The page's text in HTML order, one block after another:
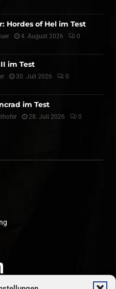
Hordes of Hel im Test
4. August 2026 0
im Test
30. Juli 2026 0
im Test
28. Juli 2026 0